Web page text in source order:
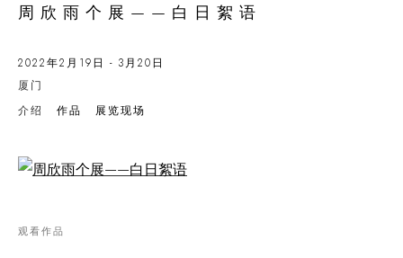
周欣雨个展——白日絮语
2022年2月19日 - 3月20日
厦门
介绍
作品 展览现场
观看作品